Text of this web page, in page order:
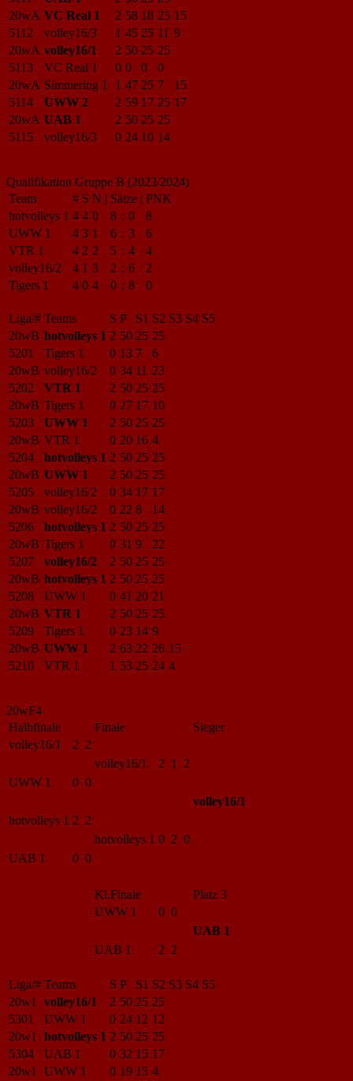
20wA VC Real 1 2 58 18 25 15
5112
volley16/3 1 45 25 11 9
20wA volley16/1 2 50 25 25
5113
VC Real 1 0 0 0
0
20wA Simmering 1 1 47 25 7
15
5114
UWW 2 2 59 17 25 17
20wA UAB 1 2 50 25 25
5115
volley16/3 0 24 10 14
Qualifikation Gruppe B (2023/2024)
Team
# S N | Sätze | PNK
hotvolleys 1 4 4 0 8 : 0
8
UWW 1
4 3 1 6 : 3
6
VTR 1
4 2 2 5 : 4
4
volley16/2
4 1 3 2 : 6
2
Tigers 1
4 0 4 0 : 8 0
Liga/# Teams S P S1 S2 S3 S4 S5
20wB hotvolleys 1 2 50 25 25
5201
Tigers 1 0 13 7
6
20wB volley16/2 0 34 11 23
5202
VTR 1 2 50 25 25
20wB Tigers 1 0 27 17 10
5203
UWW 1 2 50 25 25
20wB VTR 1 0 20 16 4
5204
hotvolleys 1 2 50 25 25
20wB UWW 1 2 50 25 25
5205
volley16/2 0 34 17 17
20wB volley16/2 0 22 8
14
5206
hotvolleys 1 2 50 25 25
20wB Tigers 1 0 31 9
22
5207
volley16/2 2 50 25 25
20wB hotvolleys 1 2 50 25 25
5208
UWW 1 0 41 20 21
20wB VTR 1 2 50 25 25
5209
Tigers 1 0 23 14 9
20wB UWW 1 2 63 22 26 15
5210
VTR 1 1 53 25 24 4
20wF4
Halbfinale
Finale
Sieger
volley16/1
2 2
volley16/1
2 1 2
UWW 1
0 0
volley16/1
hotvolleys 1 2 2
hotvolleys 1 0 2 0
UAB 1
0 0
Kl.Finale
Platz 3
UWW 1
0 0
UAB 1
UAB 1
2 2
Liga/# Teams S P S1 S2 S3 S4 S5
20w1
volley16/1 2 50 25 25
5301
UWW 1 0 24 12 12
20w1
hotvolleys 1 2 50 25 25
5304
UAB 1 0 32 15 17
20w1
UWW 1 0 19 15 4